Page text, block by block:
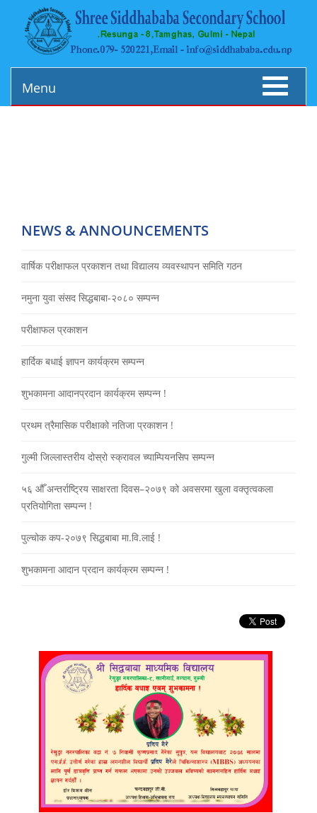
Toggle
Menu
NEWS & ANNOUNCEMENTS
वार्षिक परीक्षाफल प्रकाशन तथा विद्यालय व्यवस्थापन समिति गठन
नमुना युवा संसद सिद्धबाबा-२०८० सम्पन्न
परीक्षाफल प्रकाशन
हार्दिक बधाई ज्ञापन कार्यक्रम सम्पन्न
शुभकामना आदानप्रदान कार्यक्रम सम्पन्न !
प्रथम त्रैमासिक परीक्षाको नतिजा प्रकाशन !
गुल्मी जिल्लास्तरीय दोस्रो स्क्रावल च्याम्पियनसिप सम्पन्न
५६ औँ अन्तर्राष्ट्रिय साक्षरता दिवस–२०७९ को अवसरमा खुला वक्तृत्वकला
प्रतियोगिता सम्पन्न !
पुल्चोक कप-२०७९ सिद्धबाबा मा.वि.लाई !
शुभकामना आदान प्रदान कार्यक्रम सम्पन्न !